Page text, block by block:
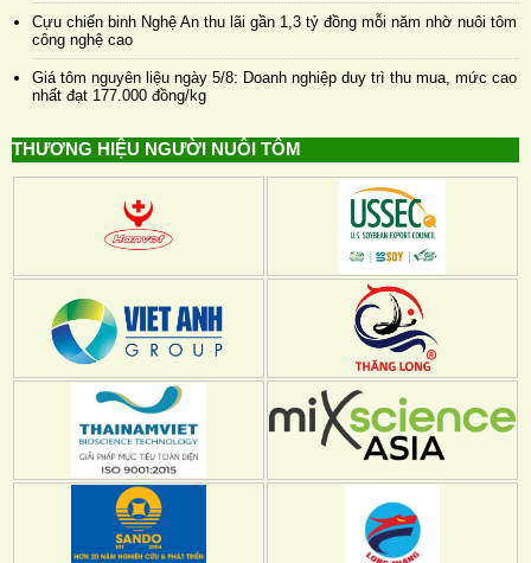
Cựu chiến binh Nghệ An thu lãi gần 1,3 tỷ đồng mỗi năm nhờ nuôi tôm
công nghệ cao
Giá tôm nguyên liệu ngày 5/8: Doanh nghiệp duy trì thu mua, mức cao
nhất đạt 177.000 đồng/kg
THƯƠNG HIỆU NGƯỜI NUÔI TÔM